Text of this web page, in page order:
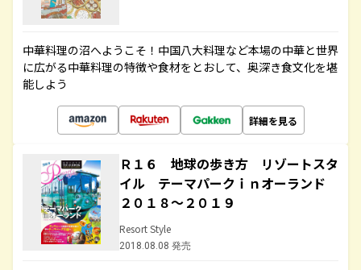
中華料理の沼へようこそ！中国八大料理など本場の中華と世界
に広がる中華料理の特徴や食材をとおして、奥深き食文化を堪
能しよう
詳細を見る
Ｒ１６ 地球の歩き方 リゾートスタ
イル テーマパークｉｎオーランド
２０１８～２０１９
Resort Style
2018.08.08 発売